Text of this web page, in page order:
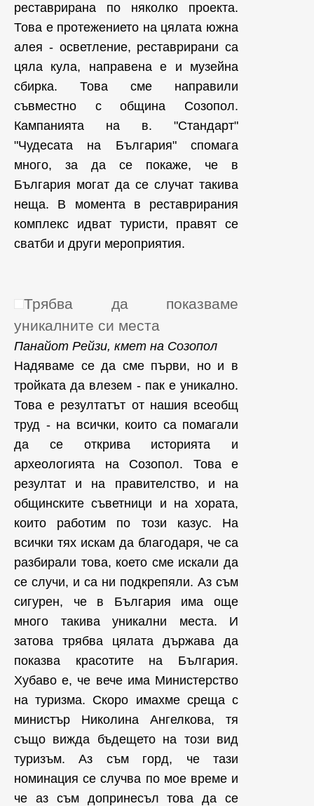
реставрирана по няколко проекта.
Това е протежението на цялата южна
алея - осветление, реставрирани са
цяла кула, направена е и музейна
сбирка. Това сме направили
съвместно с община Созопол.
Кампанията на в. "Стандарт"
"Чудесата на България" спомага
много, за да се покаже, че в
България могат да се случат такива
неща. В момента в реставрирания
комплекс идват туристи, правят се
сватби и други мероприятия.
Трябва да показваме
уникалните си места
Панайот Рейзи, кмет на Созопол
Надяваме се да сме първи, но и в
тройката да влезем - пак е уникално.
Това е резултатът от нашия всеобщ
труд - на всички, които са помагали
да се открива историята и
археологията на Созопол. Това е
резултат и на правителство, и на
общинските съветници и на хората,
които работим по този казус. На
всички тях искам да благодаря, че са
разбирали това, което сме искали да
се случи, и са ни подкрепяли. Аз съм
сигурен, че в България има още
много такива уникални места. И
затова трябва цялата държава да
показва красотите на България.
Хубаво е, че вече има Министерство
на туризма. Скоро имахме среща с
министър Николина Ангелкова, тя
също вижда бъдещето на този вид
туризъм. Аз съм горд, че тази
номинация се случва по мое време и
че аз съм допринесъл това да се